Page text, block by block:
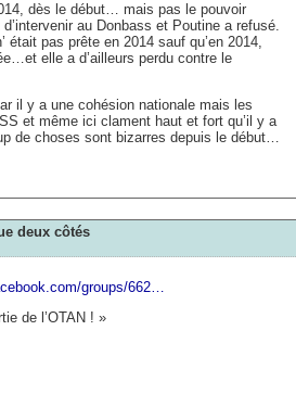
dès le début… mais pas le pouvoir
au Donbass et Poutine a refusé.
était pas prête en 2014 sauf qu’en 2014,
elle a d’ailleurs perdu contre le
il y a une cohésion nationale mais les
et même ici clament haut et fort qu’il y a
de choses sont bizarres depuis le début…
deux côtés
groups/662…
de l’OTAN ! »